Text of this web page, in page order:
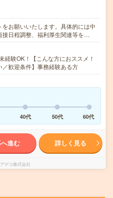
をお願いいたします。具体的には中
接日程調整、福利厚生関連等を…
経験OK！【こんな方におススメ！
／歓迎条件】事務経験ある方
40代 50代 60代
進む 詳しく見る
アデコ株式会社